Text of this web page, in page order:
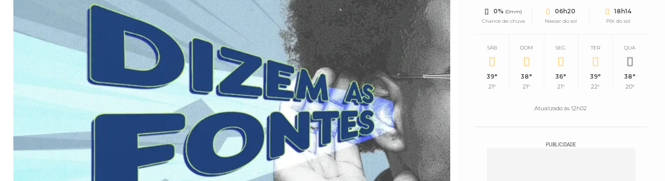
0% (0mm)
Chance de chuva
06h20
Nascer do sol
18h14
Pôr do sol
SÁB
39°
21°
DOM
38°
21°
SEG
36°
21°
TER
39°
22°
QUA
38°
20°
Atualizado às 12h02
PUBLICIDADE